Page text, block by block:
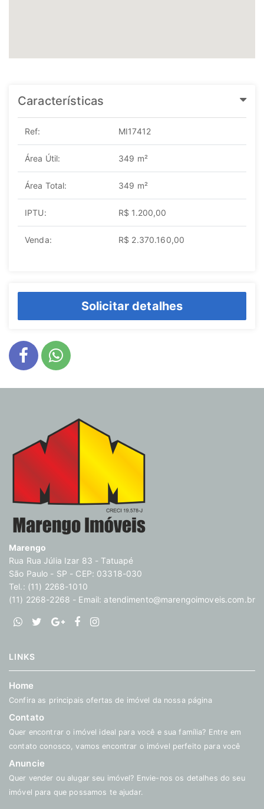
Características
Ref: MI17412
Área Útil: 349 m²
Área Total: 349 m²
IPTU: R$ 1.200,00
Venda: R$ 2.370.160,00
Solicitar detalhes
Marengo
Rua Rua Júlia Izar 83 - Tatuapé
São Paulo - SP - CEP: 03318-030
Tel.: (11) 2268-1010
(11) 2268-2268 - Email: atendimento@marengoimoveis.com.br
LINKS
Home
Confira as principais ofertas de imóvel da nossa página
Contato
Quer encontrar o imóvel ideal para você e sua família? Entre em
contato conosco, vamos encontrar o imóvel perfeito para você
Anuncie
Quer vender ou alugar seu imóvel? Envie-nos os detalhes do seu
imóvel para que possamos te ajudar.